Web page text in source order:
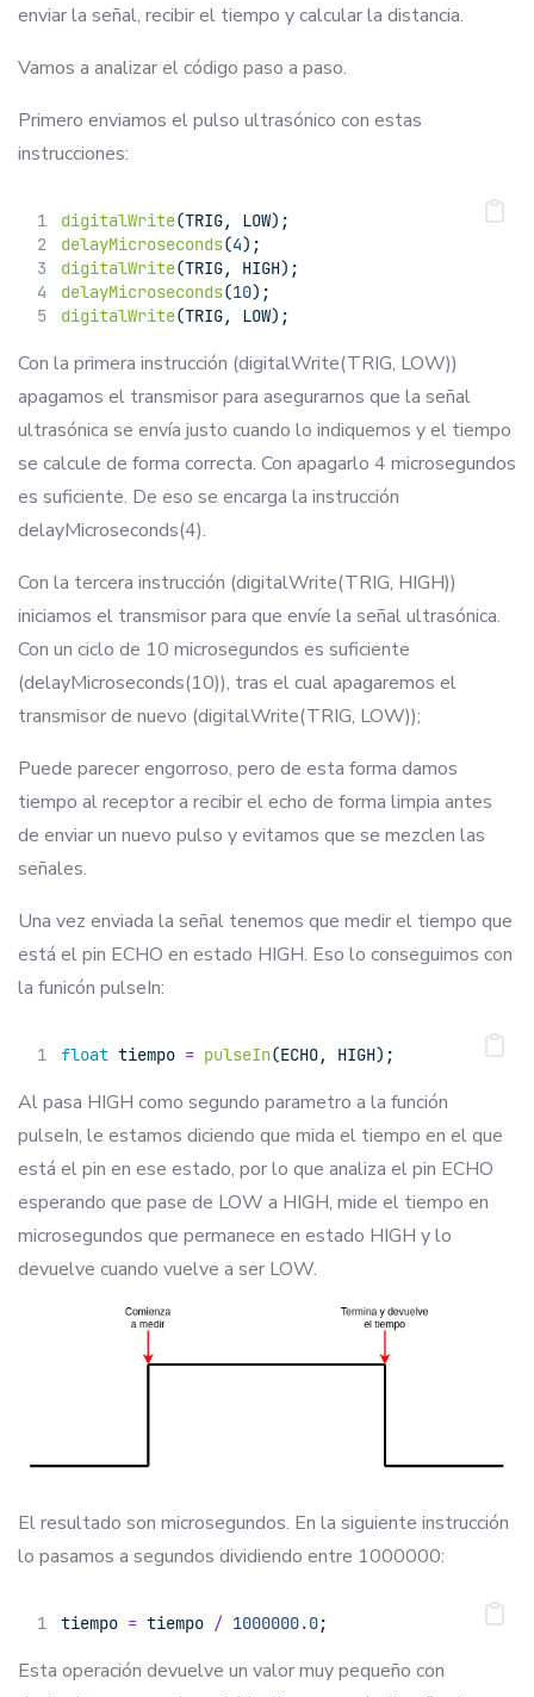
enviar la señal, recibir el tiempo y calcular la distancia.
Vamos a analizar el código paso a paso.
Primero enviamos el pulso ultrasónico con estas
instrucciones:
digitalWrite(TRIG, LOW);
delayMicroseconds(4);
digitalWrite(TRIG, HIGH);
delayMicroseconds(10);
digitalWrite(TRIG, LOW);
Con la primera instrucción (digitalWrite(TRIG, LOW))
apagamos el transmisor para asegurarnos que la señal
ultrasónica se envía justo cuando lo indiquemos y el tiempo
se calcule de forma correcta. Con apagarlo 4 microsegundos
es suficiente. De eso se encarga la instrucción
delayMicroseconds(4).
Con la tercera instrucción (digitalWrite(TRIG, HIGH))
iniciamos el transmisor para que envíe la señal ultrasónica.
Con un ciclo de 10 microsegundos es suficiente
(delayMicroseconds(10)), tras el cual apagaremos el
transmisor de nuevo (digitalWrite(TRIG, LOW));
Puede parecer engorroso, pero de esta forma damos
tiempo al receptor a recibir el echo de forma limpia antes
de enviar un nuevo pulso y evitamos que se mezclen las
señales.
Una vez enviada la señal tenemos que medir el tiempo que
está el pin ECHO en estado HIGH. Eso lo conseguimos con
la funicón pulseIn:
float tiempo = pulseIn(ECHO, HIGH);
Al pasa HIGH como segundo parametro a la función
pulseIn, le estamos diciendo que mida el tiempo en el que
está el pin en ese estado, por lo que analiza el pin ECHO
esperando que pase de LOW a HIGH, mide el tiempo en
microsegundos que permanece en estado HIGH y lo
devuelve cuando vuelve a ser LOW.
El resultado son microsegundos. En la siguiente instrucción
lo pasamos a segundos dividiendo entre 1000000:
tiempo = tiempo / 1000000.0;
Esta operación devuelve un valor muy pequeño con